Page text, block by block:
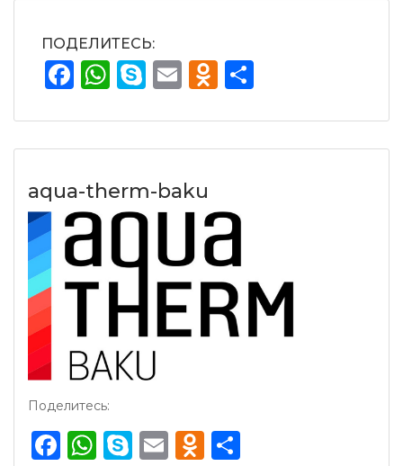
ПОДЕЛИТЕСЬ:
Facebook
WhatsApp
Skype
Email
aqua-therm-baku
Поделитесь:
Facebook
WhatsApp
Skype
EmailOdnoklassniki